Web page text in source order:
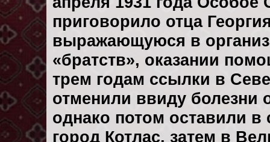
приговорило отца
выражающуюся в
«братств», оказании
трем годам ссылки в
отменили ввиду болезни
однако потом оставили
город Котлас, затем в